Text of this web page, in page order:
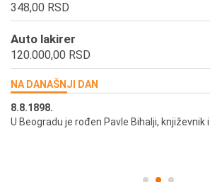
348,00 RSD
Auto lakirer
120.000,00 RSD
NA DANAŠNJI DAN
8.8.1898.
U Beogradu je rođen Pavle Bihalji, književnik